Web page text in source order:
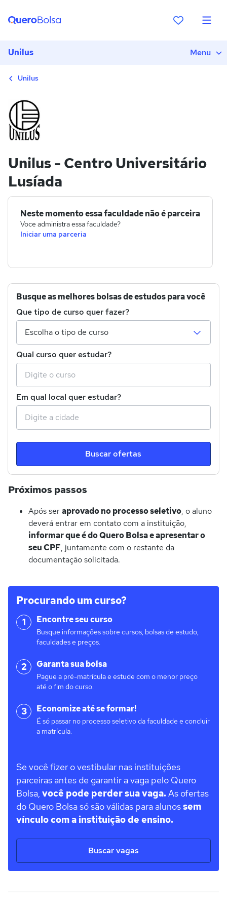
Unilus Menu
Unilus
Unilus - Centro Universitário
Lusíada
Neste momento essa faculdade não é parceira
Voce administra essa faculdade?
Iniciar uma parceria
Busque as melhores bolsas de estudos para você
Que tipo de curso quer fazer?
Qual curso quer estudar?
Em qual local quer estudar?
Buscar ofertas
Próximos passos
Após seraprovado no processo seletivo, o aluno
deverá entrar em contato com a instituição,
informar que é do Quero Bolsa e apresentar o
seu CPF, juntamente com o restante da
documentação solicitada.
Procurando um curso?
Encontre seu curso
1
Busque informações sobre cursos, bolsas de estudo,
faculdades e preços.
Garanta sua bolsa
2
Pague a pré-matrícula e estude com o menor preço
até o fim do curso.
Economize até se formar!
3
É só passar no processo seletivo da faculdade e concluir
a matrícula.
Se você fizer o vestibular nas instituições
parceiras antes de garantir a vaga pelo Quero
Bolsa, você pode perder sua vaga. As ofertas
do Quero Bolsa só são válidas para alunossem
vínculo com a instituição de ensino.
Buscar vagas